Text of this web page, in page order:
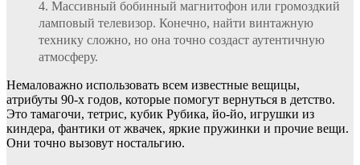
Массивный бобинный магнитофон или громоздкий
ламповый телевизор. Конечно, найти винтажную
технику сложно, но она точно создаст аутентичную
атмосферу.
Немаловажно использовать всем известные вещицы,
атрибуты 90-х годов, которые помогут вернуться в детство.
Это тамагочи, тетрис, кубик Рубика, йо-йо, игрушки из
киндера, фантики от жвачек, яркие пружинки и прочие вещи.
Они точно вызовут ностальгию.